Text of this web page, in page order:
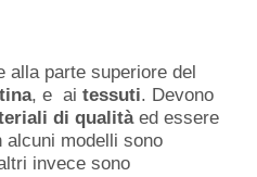
alla parte superiore del
, e ai tessuti. Devono
di qualitàed essere
alcuni modelli sono
invece sono